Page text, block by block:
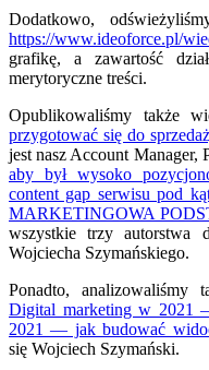
Dodatkowo,
https://www.ideoforce.pl/
grafikę, a zawartość
merytoryczne treści.
Opublikowaliśmy także
przygotować się do
jest nasz Account Manager,
aby był wysoko
content gap serwisu pod
MARKETINGOWA
wszystkie trzy autorstwa
Wojciecha Szymańskiego.
Ponadto, analizowaliśmy
Digital marketing w 2021
2021 — jak budować
się Wojciech Szymański.